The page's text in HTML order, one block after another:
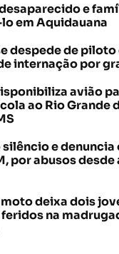
e
em Aquidauana
despede de
internação por
avião
ao Rio Grande
silêncio e
por abusos desde
deixa dois
na